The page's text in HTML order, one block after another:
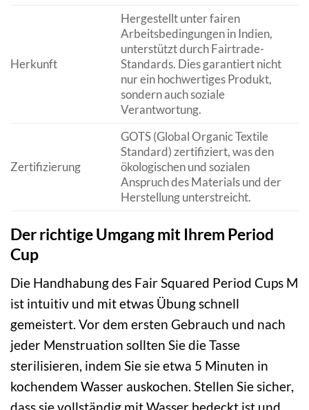
Herkunft
Hergestellt unter fairen
Arbeitsbedingungen in Indien,
unterstützt durch Fairtrade-
Standards. Dies garantiert nicht
nur ein hochwertiges Produkt,
sondern auch soziale
Verantwortung.
Zertifizierung
GOTS (Global Organic Textile
Standard) zertifiziert, was den
ökologischen und sozialen
Anspruch des Materials und der
Herstellung unterstreicht.
Der richtige Umgang mit Ihrem Period
Cup
Die Handhabung des Fair Squared Period Cups M
ist intuitiv und mit etwas Übung schnell
gemeistert. Vor dem ersten Gebrauch und nach
jeder Menstruation sollten Sie die Tasse
sterilisieren, indem Sie sie etwa 5 Minuten in
kochendem Wasser auskochen. Stellen Sie sicher,